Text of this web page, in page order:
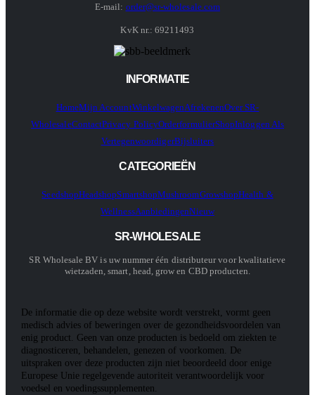
E-mail: order@sr-wholesale.com
KvK nr.: 69211493
INFORMATIE
HomeMijn AccountWinkelwagenAfrekenenOver SR-
WholesaleContactPrivacy PolicyOrderformulierShopInloggen Als
VertegenwoordigerBijsluiters
CATEGORIEËN
SeedshopHeadshopSmartshopMushroomGrowshopHealth &
WellnessAanbiedingenNieuw
SR-WHOLESALE
SR Wholesale BV is uw nummer één distributeur voor kwalitatieve
wietzaden, smart, head, grow en CBD producten.
De informatie die op deze website wordt verstrekt, vormt geen
medisch advies of beweringen over de gezondheidsvoordelen van
enig product. Geen van onze producten is bedoeld om ziekten te
diagnosticeren, behandelen, genezen of voorkomen. De
uitspraken over deze producten zijn niet beoordeeld door enige
Europese Unie regelgevende autoriteit verantwoordelijk voor
voedsel en voedingssupplementen.